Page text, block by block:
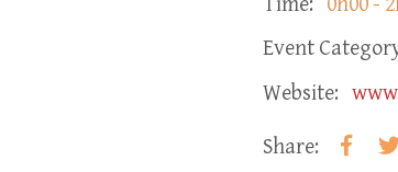
Event
Website:
Share: